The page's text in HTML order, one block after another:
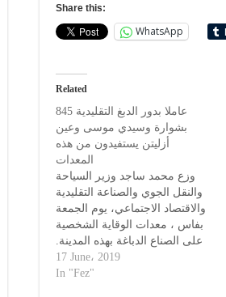
Share this:
WhatsApp
Related
845 عاملا بدور الدبغ التقليدية
بشوارة وسيدي موسى وعين
أزليتن يستفيدون من هذه
المعدات
وزع محمد ساجد وزير السياحة
والنقل الجوي والصناعة التقليدية
والاقتصاد الاجتماعي، يوم الجمعة
بفاس ، معدات الوقاية الشخصية
على الصناع الدباغة بهذه المدينة.
وتم تمويل هذه العملية التي
سيستفيد منها 845 عاملا يشتغلون
17 June، 2019
In "Fez"